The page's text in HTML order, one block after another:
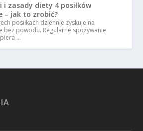
i zasady diety 4 posiłków
– jak to zrobić?
posiłkach dziennie zyskuje na
bez powodu. Regularne spożywanie
…